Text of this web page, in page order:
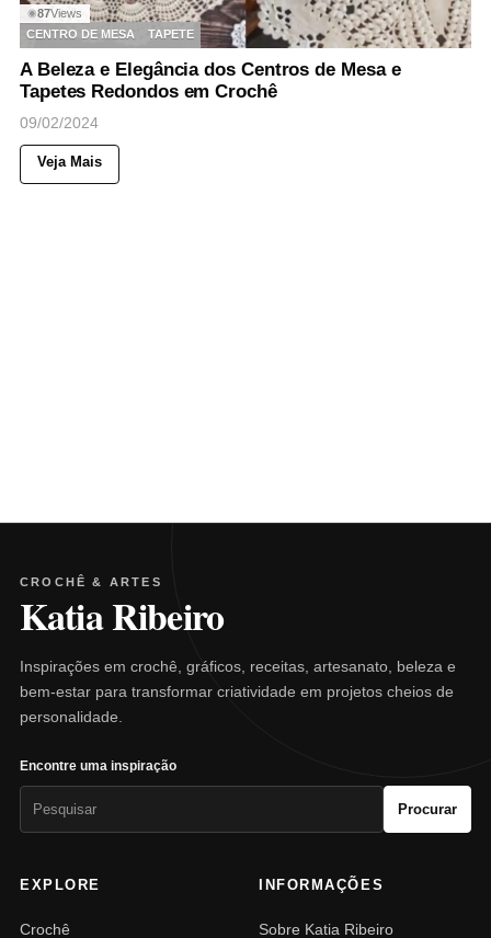
◉87Views
CENTRO DE MESA
TAPETE
A Beleza e Elegância dos Centros de Mesa e
Tapetes Redondos em Crochê
09/02/2024
Veja Mais
CROCHÊ & ARTES
Katia Ribeiro
Inspirações em crochê, gráficos, receitas, artesanato, beleza e
bem-estar para transformar criatividade em projetos cheios de
personalidade.
Encontre uma inspiração
Procurar
EXPLORE
Crochê
INFORMAÇÕES
Sobre Katia Ribeiro